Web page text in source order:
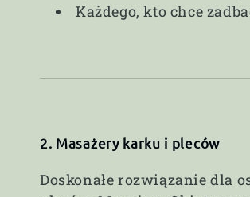
Każdego, kto chce
2. Masażery karku i pleców
Doskonałe rozwiązanie dla